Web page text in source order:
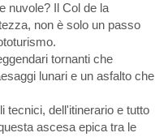
nuvole? Il Col de la
non è solo un passo
tornanti che
lunari e un asfalto che
tecnici, dell'itinerario e tutto
ascesa epica tra le